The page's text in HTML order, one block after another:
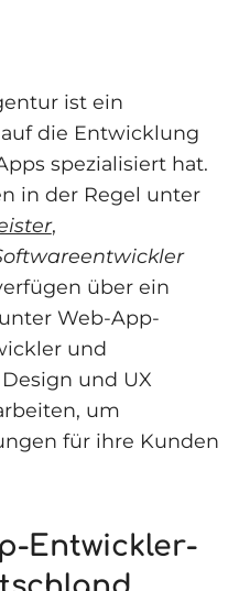
ist ein
die Entwicklung
spezialisiert hat.
in der Regel unter
,
über ein
Web-App-
und
und UX
um
für ihre Kunden
Entwickler-